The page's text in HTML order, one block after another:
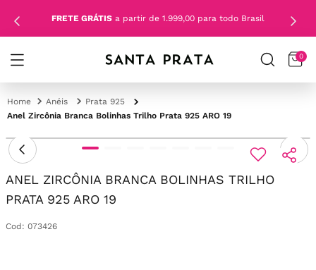
FRETE GRÁTIS a partir de 1.999,00 para todo Brasil
0
Anéis
Prata 925
Anel Zircônia Branca Bolinhas Trilho Prata 925 ARO 19
ANEL ZIRCÔNIA BRANCA BOLINHAS TRILHO
PRATA 925 ARO 19
Cod : 073426